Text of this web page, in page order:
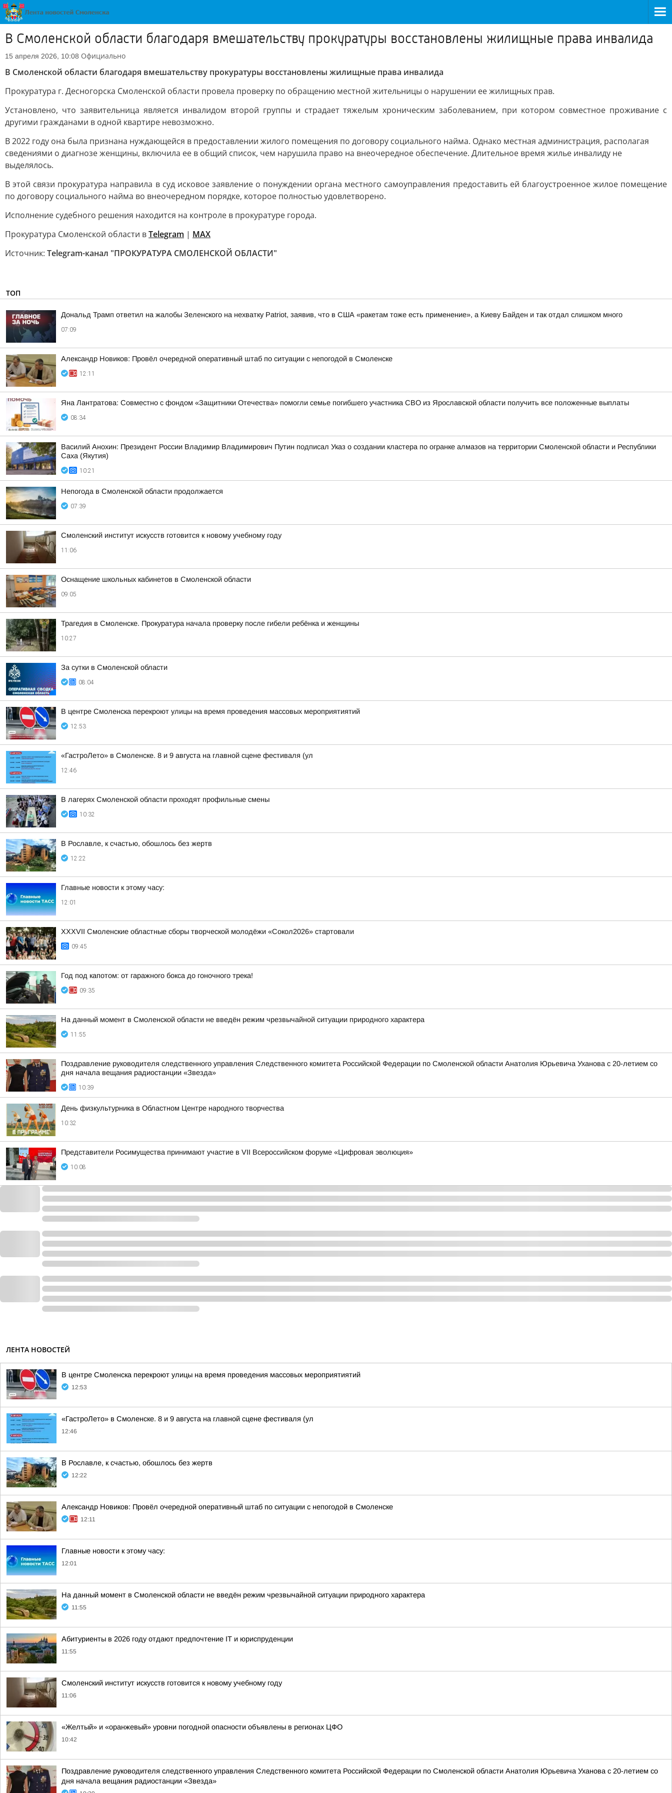
В Смоленской области благодаря вмешательству прокуратуры восстановлены жилищные права инвалида
15 апреля 2026, 10:08 Официально
В Смоленской области благодаря вмешательству прокуратуры восстановлены жилищные права инвалида
Прокуратура г. Десногорска Смоленской области провела проверку по обращению местной жительницы о нарушении ее жилищных прав.
Установлено, что заявительница является инвалидом второй группы и страдает тяжелым хроническим заболеванием, при котором совместное проживание с
другими гражданами в одной квартире невозможно.
В 2022 году она была признана нуждающейся в предоставлении жилого помещения по договору социального найма. Однако местная администрация, располагая
сведениями о диагнозе женщины, включила ее в общий список, чем нарушила право на внеочередное обеспечение. Длительное время жилье инвалиду не
выделялось.
В этой связи прокуратура направила в суд исковое заявление о понуждении органа местного самоуправления предоставить ей благоустроенное жилое помещение
по договору социального найма во внеочередном порядке, которое полностью удовлетворено.
Исполнение судебного решения находится на контроле в прокуратуре города.
Прокуратура Смоленской области вTelegram | МАХ
Источник: Telegram-канал "ПРОКУРАТУРА СМОЛЕНСКОЙ ОБЛАСТИ"
ТОП
Дональд Трамп ответил на жалобы Зеленского на нехватку Patriot, заявив, что в США «ракетам тоже есть применение», а Киеву Байден и так отдал слишком много
07:09
Александр Новиков: Провёл очередной оперативный штаб по ситуации с непогодой в Смоленске
12:11
Яна Лантратова: Совместно с фондом «Защитники Отечества» помогли семье погибшего участника СВО из Ярославской области получить все положенные выплаты
08:34
Василий Анохин: Президент России Владимир Владимирович Путин подписал Указ о создании кластера по огранке алмазов на территории Смоленской области и Республики
Саха (Якутия)
10:21
Непогода в Смоленской области продолжается
07:39
Смоленский институт искусств готовится к новому учебному году
11:06
Оснащение школьных кабинетов в Смоленской области
09:05
Трагедия в Смоленске. Прокуратура начала проверку после гибели ребёнка и женщины
10:27
За сутки в Смоленской области
08:04
В центре Смоленска перекроют улицы на время проведения массовых мероприятиятий
12:53
«ГастроЛето» в Смоленске. 8 и 9 августа на главной сцене фестиваля (ул
12:46
В лагерях Смоленской области проходят профильные смены
10:32
В Рославле, к счастью, обошлось без жертв
12:22
Главные новости к этому часу:
12:01
XXXVII Смоленские областные сборы творческой молодёжи «Сокол2026» стартовали
09:45
Год под капотом: от гаражного бокса до гоночного трека!
09:35
На данный момент в Смоленской области не введён режим чрезвычайной ситуации природного характера
11:55
Поздравление руководителя следственного управления Следственного комитета Российской Федерации по Смоленской области Анатолия Юрьевича Уханова с 20-летием со
дня начала вещания радиостанции «Звезда»
10:39
День физкультурника в Областном Центре народного творчества
10:32
Представители Росимущества принимают участие в VII Всероссийском форуме «Цифровая эволюция»
10:08
ЛЕНТА НОВОСТЕЙ
В центре Смоленска перекроют улицы на время проведения массовых мероприятиятий
12:53
«ГастроЛето» в Смоленске. 8 и 9 августа на главной сцене фестиваля (ул
12:46
В Рославле, к счастью, обошлось без жертв
12:22
Александр Новиков: Провёл очередной оперативный штаб по ситуации с непогодой в Смоленске
12:11
Главные новости к этому часу:
12:01
На данный момент в Смоленской области не введён режим чрезвычайной ситуации природного характера
11:55
Абитуриенты в 2026 году отдают предпочтение IT и юриспруденции
11:55
Смоленский институт искусств готовится к новому учебному году
11:06
«Желтый» и «оранжевый» уровни погодной опасности объявлены в регионах ЦФО
10:42
Поздравление руководителя следственного управления Следственного комитета Российской Федерации по Смоленской области Анатолия Юрьевича Уханова с 20-летием со
дня начала вещания радиостанции «Звезда»